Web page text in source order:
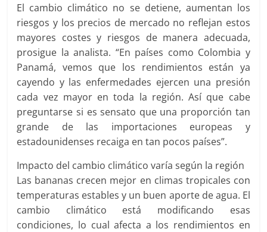
El cambio climático no se detiene, aumentan los
riesgos y los precios de mercado no reflejan estos
mayores costes y riesgos de manera adecuada,
prosigue la analista. “En países como Colombia y
Panamá, vemos que los rendimientos están ya
cayendo y las enfermedades ejercen una presión
cada vez mayor en toda la región. Así que cabe
preguntarse si es sensato que una proporción tan
grande de las importaciones europeas y
estadounidenses recaiga en tan pocos países”.
Impacto del cambio climático varía según la región
Las bananas crecen mejor en climas tropicales con
temperaturas estables y un buen aporte de agua. El
cambio climático está modificando esas
condiciones, lo cual afecta a los rendimientos en